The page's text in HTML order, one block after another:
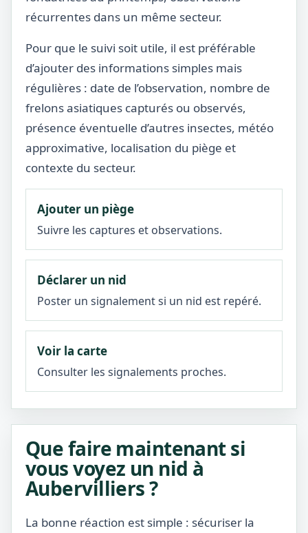
récurrentes dans un même secteur.
Pour que le suivi soit utile, il est préférable
d’ajouter des informations simples mais
régulières : date de l’observation, nombre de
frelons asiatiques capturés ou observés,
présence éventuelle d’autres insectes, météo
approximative, localisation du piège et
contexte du secteur.
Ajouter un piège
Suivre les captures et observations.
Déclarer un nid
Poster un signalement si un nid est repéré.
Voir la carte
Consulter les signalements proches.
Que faire maintenant si
vous voyez un nid à
Aubervilliers ?
La bonne réaction est simple : sécuriser la